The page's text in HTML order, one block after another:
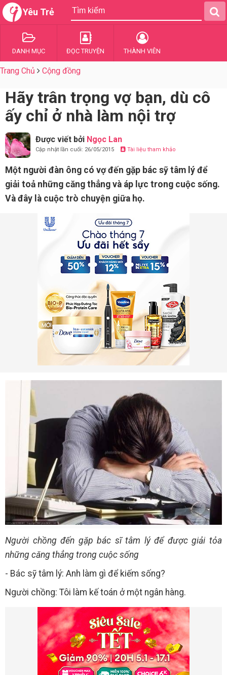
Yêu Trẻ
DANH MỤC ĐỌC TRUYỆN THÀNH VIÊN
Trang Chủ Cộng đồng
Hãy trân trọng vợ bạn, dù cô
ấy chỉ ở nhà làm nội trợ
Được viết bởi Ngọc Lan
Cập nhật lần cuối: 26/05/2015 Tài liệu tham khảo
Một người đàn ông có vợ đến gặp bác sỹ tâm lý để
giải toả những căng thẳng và áp lực trong cuộc sống.
Và đây là cuộc trò chuyện giữa họ.
Người chồng đến gặp bác sĩ tâm lý để được giải tỏa
những căng thẳng trong cuộc sống
- Bác sỹ tâm lý: Anh làm gì để kiếm sống?
Người chồng: Tôi làm kế toán ở một ngân hàng.